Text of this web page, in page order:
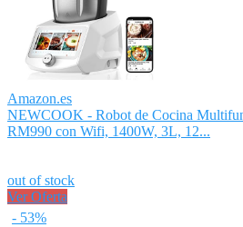
Amazon.es
NEWCOOK - Robot de Cocina
RM990 con Wifi, 1400W, 3L, 12...
out of stock
Ver Oferta
- 53%